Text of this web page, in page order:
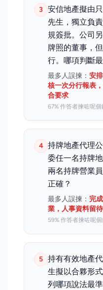
3
安信地產擬由
先生，獨立負
規簽批。公司
牌照的董事，
行。哪項判斷
最多人誤揀： 安
核一次分行報表
合要求
67% 作答者揀咗呢
4 持牌地產代理
委任一名持牌
兩名持牌營業
正確？
最多人誤揀： 完
業，人事資料留
59% 作答者揀咗呢
5 持有有效地產
生擬以合夥形
列哪項說法最